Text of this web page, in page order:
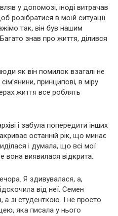
у допомозі, іноді витрачав
розібратися в моїй ситуації
так, він був нашим
знав про життя, ділився
як він помилок взагалі не
принципові, в міру
життя все роблять
і забула попередити інших
останній рік, що минає
і думала, що всі мої
вона виявилася відкрита.
Я здивувалася, а,
від неї. Семен
зі студенткою. І не просто
яка писала у нього